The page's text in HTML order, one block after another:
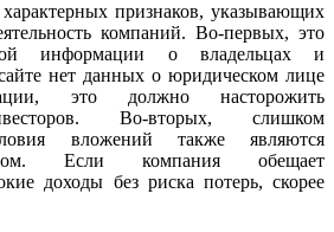
характерных признаков, указывающих
компаний. Во-первых, это
информации о владельцах и
нет данных о юридическом лице
это должно насторожить
Во-вторых, слишком
вложений также являются
Если компания обещает
доходы без риска потерь, скорее